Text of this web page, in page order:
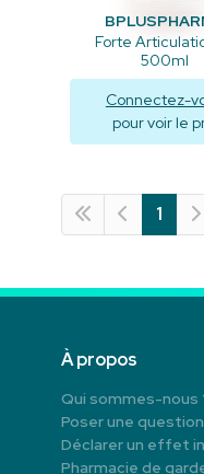
Forte
500ml
Connectez-
pour voir le
1
À propos
Qui sommes-nous
Poser une question
Déclarer un effet
Pharmacie de